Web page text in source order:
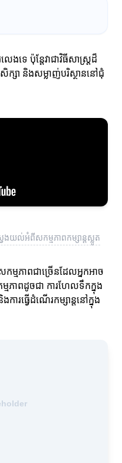
ងទេ ប៉ុន្តែវាជាវិធីសាស្ត្រដ៏
សិក្សា និងសម្លាញ់បរិស្ថាននៅជុំ
ងយល់អំពីសកម្មភាពកម្សាន្តស្លូត
កម្មភាពជាច្រើនដែលអ្នកអាច
ភាពដូចជា ការហែលទឹកក្នុង
ារធ្វើដំណើរកម្សាន្តនៅក្នុង